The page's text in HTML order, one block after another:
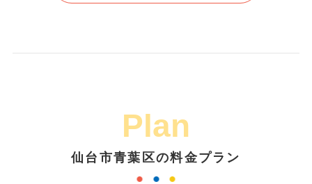
Plan
仙台市青葉区の料金プラン